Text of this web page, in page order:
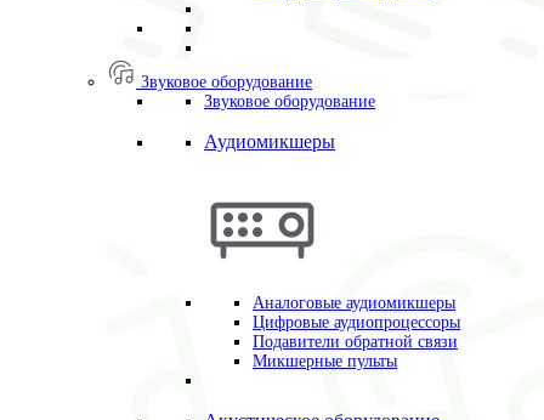
Звуковое оборудование
Звуковое оборудование
Аудиомикшеры
Аналоговые аудиомикшеры
Цифровые аудиопроцессоры
Подавители обратной связи
Микшерные пульты